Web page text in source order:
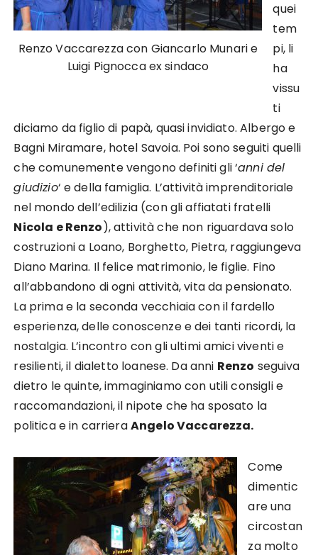
Renzo Vaccarezza con Giancarlo Munari e
Luigi Pignocca ex sindaco
quei
tem
pi, li
ha
vissu
ti
diciamo da figlio di papà, quasi invidiato. Albergo e
Bagni Miramare, hotel Savoia. Poi sono seguiti quelli
che comunemente vengono definiti gli ‘anni del
giudizio‘ e della famiglia. L’attività imprenditoriale
nel mondo dell’edilizia (con gli affiatati fratelli
Nicola e Renzo), attività che non riguardava solo
costruzioni a Loano, Borghetto, Pietra, raggiungeva
Diano Marina. Il felice matrimonio, le figlie. Fino
all’abbandono di ogni attività, vita da pensionato.
La prima e la seconda vecchiaia con il fardello
esperienza, delle conoscenze e dei tanti ricordi, la
nostalgia. L’incontro con gli ultimi amici viventi e
resilienti, il dialetto loanese. Da anni Renzo seguiva
dietro le quinte, immaginiamo con utili consigli e
raccomandazioni, il nipote che ha sposato la
politica e in carrieraAngelo Vaccarezza.
Come
dimentic
are una
circostan
za molto